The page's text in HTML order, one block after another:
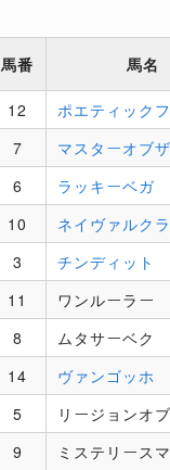
馬番 馬名
12 ポエティック
7 マスターオブ
6 ラッキーベガ
10 ネイヴァルク
3 チンディット
11 ワンルーラー
8 ムタサーベク
14 ヴァンゴッホ
5 リージョンオ
9 ミステリース